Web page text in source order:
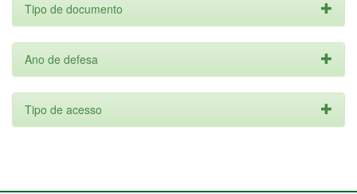
Tipo de documento
Ano de defesa
Tipo de acesso